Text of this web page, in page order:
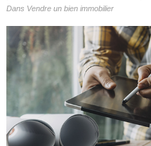
Dans Vendre un bien immobilier